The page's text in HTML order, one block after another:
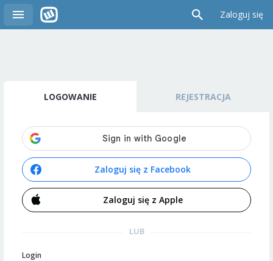
Zaloguj się
LOGOWANIE REJESTRACJA
Zaloguj się z Facebook
Zaloguj się z Apple
LUB
Login